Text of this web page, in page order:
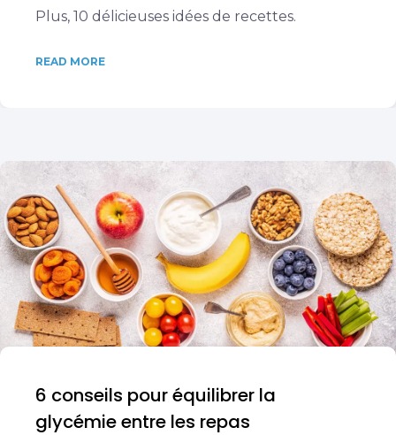
Plus, 10 délicieuses idées de recettes.
READ MORE
6 conseils pour équilibrer la
glycémie entre les repas